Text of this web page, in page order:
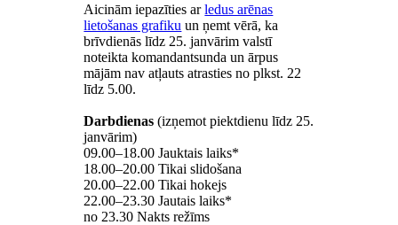
Aicinām iepazīties arledus arēnas
lietošanas grafiku un ņemt vērā, ka
brīvdienās līdz 25. janvārim valstī
noteikta komandantsunda un ārpus
mājām nav atļauts atrasties no plkst. 22
līdz 5.00.
Darbdienas (izņemot piektdienu līdz 25.
janvārim)
09.00–18.00 Jauktais laiks*
18.00–20.00 Tikai slidošana
20.00–22.00 Tikai hokejs
22.00–23.30 Jautais laiks*
no 23.30 Nakts režīms